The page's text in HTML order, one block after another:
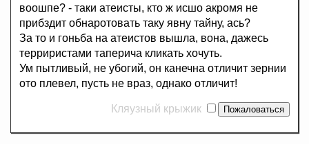
воошпе? - таки атеисты, кто ж исшо акромя не
прибздит обнаротовать таку явну тайну, ась?
За то и гоньба на атеистов вышла, вона, дажесь
терриристами таперича кликать хочуть.
Ум пытливый, не убогий, он канечна отличит зернии
ото плевел, пусть не враз, однако отличит!
Кляузный крыжик